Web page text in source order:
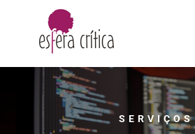
SERVIÇOS